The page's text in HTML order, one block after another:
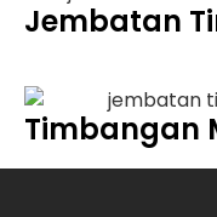
Jembatan
Timbangan